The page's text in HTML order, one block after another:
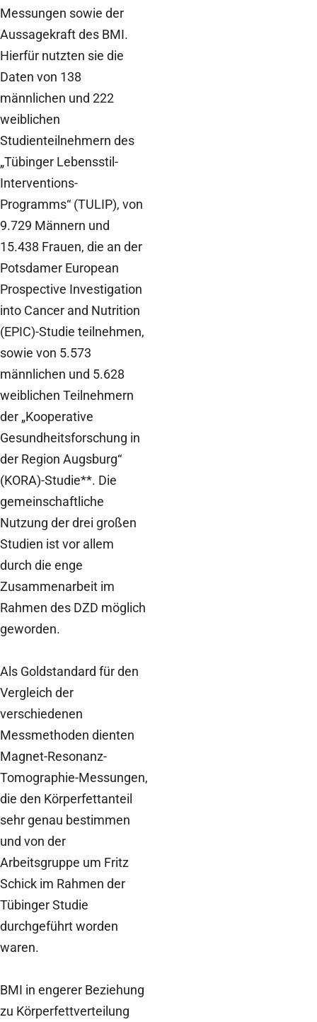
Messungen sowie der
Aussagekraft des BMI.
Hierfür nutzten sie die
Daten von 138
männlichen und 222
weiblichen
Studienteilnehmern des
„Tübinger Lebensstil-
Interventions-
Programms“ (TULIP), von
9.729 Männern und
15.438 Frauen, die an der
Potsdamer European
Prospective Investigation
into Cancer and Nutrition
(EPIC)-Studie teilnehmen,
sowie von 5.573
männlichen und 5.628
weiblichen Teilnehmern
der „Kooperative
Gesundheitsforschung in
der Region Augsburg“
(KORA)-Studie**. Die
gemeinschaftliche
Nutzung der drei großen
Studien ist vor allem
durch die enge
Zusammenarbeit im
Rahmen des DZD möglich
geworden.
Als Goldstandard für den
Vergleich der
verschiedenen
Messmethoden dienten
Magnet-Resonanz-
Tomographie-Messungen,
die den Körperfettanteil
sehr genau bestimmen
und von der
Arbeitsgruppe um Fritz
Schick im Rahmen der
Tübinger Studie
durchgeführt worden
waren.
BMI in engerer Beziehung
zu Körperfettverteilung